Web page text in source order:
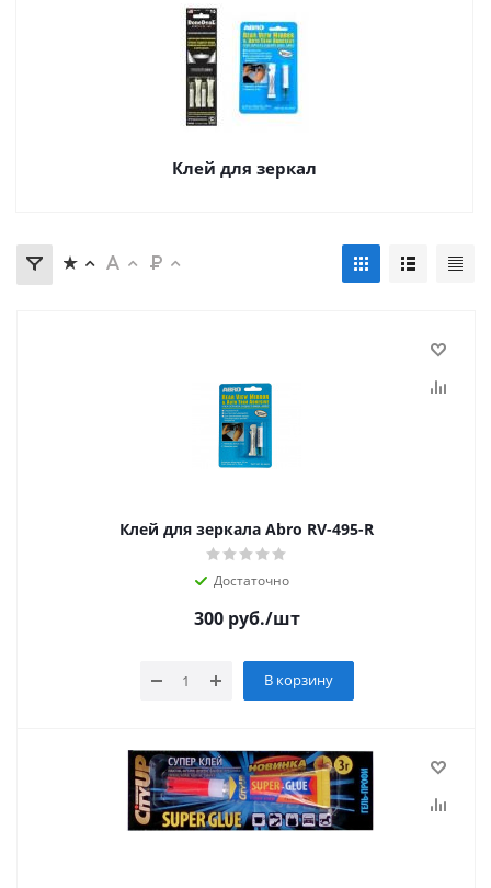
Клей для зеркал
Клей для зеркала Abro RV-495-R
Достаточно
300руб./шт
В корзину